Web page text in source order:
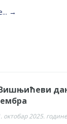
→
октобар 2025. године